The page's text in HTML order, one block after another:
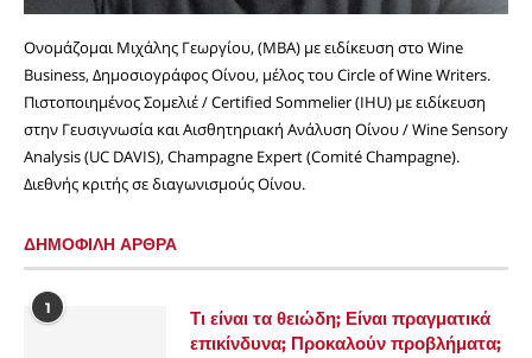
Ονομάζομαι Μιχάλης Γεωργίου, (MBA) με ειδίκευση στο Wine
Business, Δημοσιογράφος Οίνου, μέλος του Circle of Wine Writers.
Πιστοποιημένος Σομελιέ / Certified Sommelier (IHU) με ειδίκευση
στην Γευσιγνωσία και Αισθητηριακή Ανάλυση Οίνου / Wine Sensory
Analysis (UC DAVIS), Champagne Expert (Comité Champagne).
Διεθνής κριτής σε διαγωνισμούς Οίνου.
ΔΗΜΟΦΙΛΗ ΑΡΘΡΑ
1
Τι είναι τα θειώδη; Είναι πραγματικά
επικίνδυνα; Προκαλούν προβλήματα;